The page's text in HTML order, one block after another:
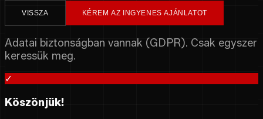
VISSZA KÉREM AZ INGYENES AJÁNLATOT
Adatai biztonságban vannak (GDPR). Csak egyszer
keressük meg.
✓
Köszönjük!